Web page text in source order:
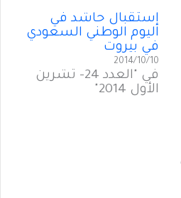
إستقبال حاشد في
اليوم الوطني السعودي
في بيروت
2014/10/10
في "العدد 24- تشرين
الأول 2014"